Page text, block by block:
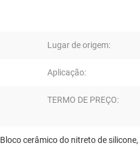
Lugar de origem:
Aplicação:
TERMO DE PREÇO:
Bloco cerâmico do nitreto de silicone,